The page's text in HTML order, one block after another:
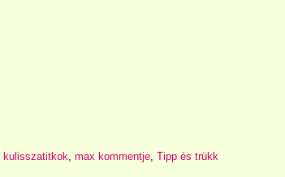
kulisszatitkok, max kommentje, Tipp és trükk